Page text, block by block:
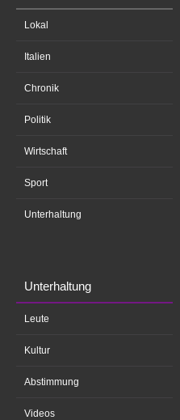
Lokal
Italien
Chronik
Politik
Wirtschaft
Sport
Unterhaltung
Unterhaltung
Leute
Kultur
Abstimmung
Videos